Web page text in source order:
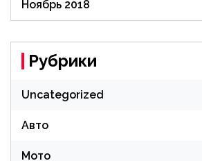
Ноябрь 2018
Рубрики
Uncategorized
Авто
Мото